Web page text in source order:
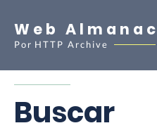
Web Almanac
Por HTTP Archive
Buscar